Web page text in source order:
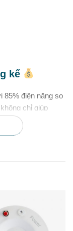
kể
85% điện năng so
chỉ giúp
phần bảo vệ môi
(VNĐ/1000
GIỜ)*